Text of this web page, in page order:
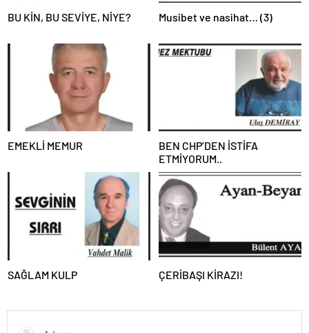
BU KİN, BU SEVİYE, NİYE? Musibet ve nasihat… (3)
EMEKLİ MEMUR
BEN CHP’DEN İSTİFA
ETMİYORUM..
SAĞLAM KULP ÇERİBAŞI KİRAZI!